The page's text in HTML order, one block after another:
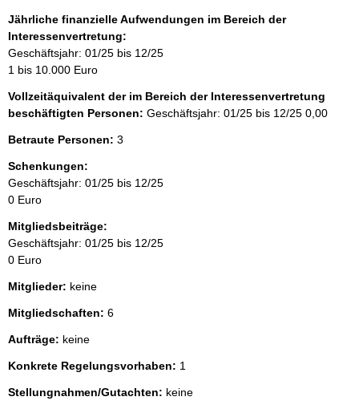
e
Jährliche finanzielle Aufwendungen im Bereich der
Interessenvertretung:
Geschäftsjahr: 01/25 bis 12/25
1 bis 10.000 Euro
Vollzeitäquivalent der im Bereich der Interessenvertretung
beschäftigten Personen: Geschäftsjahr: 01/25 bis 12/25 0,00
Betraute Personen: 3
Schenkungen:
Geschäftsjahr: 01/25 bis 12/25
0 Euro
Mitgliedsbeiträge:
Geschäftsjahr: 01/25 bis 12/25
0 Euro
Mitglieder: keine
Mitgliedschaften: 6
Aufträge: keine
Konkrete Regelungsvorhaben: 1
Stellungnahmen/Gutachten: keine